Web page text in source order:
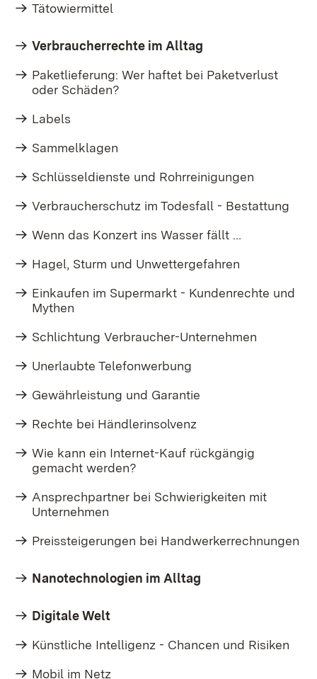
Tätowiermittel
Verbraucherrechte im Alltag
Paketlieferung: Wer haftet bei Paketverlust
oder Schäden?
Labels
Sammelklagen
Schlüsseldienste und Rohrreinigungen
Verbraucherschutz im Todesfall - Bestattung
Wenn das Konzert ins Wasser fällt …
Hagel, Sturm und Unwettergefahren
Einkaufen im Supermarkt - Kundenrechte und
Mythen
Schlichtung Verbraucher-Unternehmen
Unerlaubte Telefonwerbung
Gewährleistung und Garantie
Rechte bei Händlerinsolvenz
Wie kann ein Internet-Kauf rückgängig
gemacht werden?​
Ansprechpartner bei Schwierigkeiten mit
Unternehmen
Preissteigerungen bei Handwerkerrechnungen
Nanotechnologien im Alltag
Digitale Welt
Künstliche Intelligenz - Chancen und Risiken
Mobil im Netz